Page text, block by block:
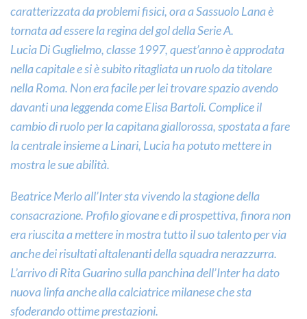
caratterizzata da problemi fisici, ora a Sassuolo Lana è
tornata ad essere la regina del gol della Serie A.
Lucia Di Guglielmo, classe 1997, quest’anno è approdata
nella capitale e si è subito ritagliata un ruolo da titolare
nella Roma. Non era facile per lei trovare spazio avendo
davanti una leggenda come Elisa Bartoli. Complice il
cambio di ruolo per la capitana giallorossa, spostata a fare
la centrale insieme a Linari, Lucia ha potuto mettere in
mostra le sue abilità.
Beatrice Merlo all’Inter sta vivendo la stagione della
consacrazione. Profilo giovane e di prospettiva, finora non
era riuscita a mettere in mostra tutto il suo talento per via
anche dei risultati altalenanti della squadra nerazzurra.
L’arrivo di Rita Guarino sulla panchina dell’Inter ha dato
nuova linfa anche alla calciatrice milanese che sta
sfoderando ottime prestazioni.